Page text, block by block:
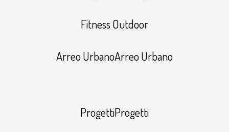
Fitness Outdoor
Arreo UrbanoArreo Urbano
ProgettiProgetti